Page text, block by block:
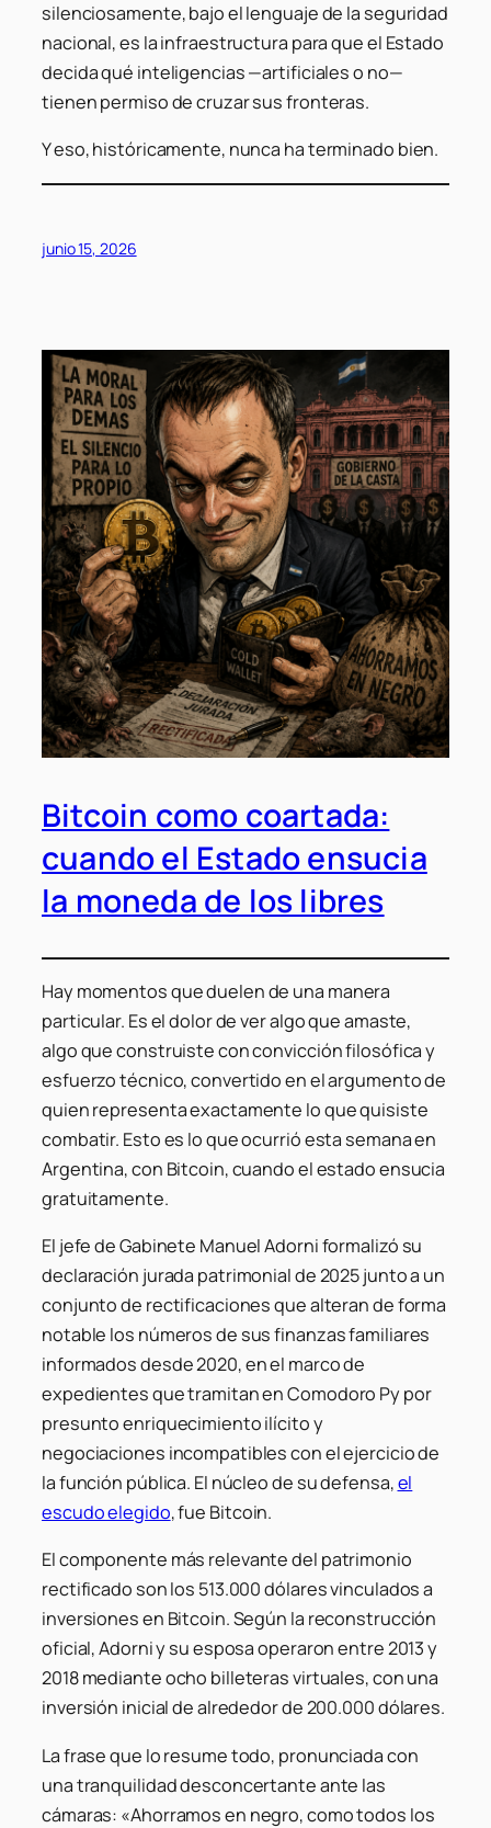
silenciosamente, bajo el lenguaje de la seguridad
nacional, es la infraestructura para que el Estado
decida qué inteligencias —artificiales o no—
tienen permiso de cruzar sus fronteras.
Y eso, históricamente, nunca ha terminado bien.
junio 15, 2026
Bitcoin como coartada:
cuando el Estado ensucia
la moneda de los libres
Hay momentos que duelen de una manera
particular. Es el dolor de ver algo que amaste,
algo que construiste con convicción filosófica y
esfuerzo técnico, convertido en el argumento de
quien representa exactamente lo que quisiste
combatir. Esto es lo que ocurrió esta semana en
Argentina, con Bitcoin, cuando el estado ensucia
gratuitamente.
El jefe de Gabinete Manuel Adorni formalizó su
declaración jurada patrimonial de 2025 junto a un
conjunto de rectificaciones que alteran de forma
notable los números de sus finanzas familiares
informados desde 2020, en el marco de
expedientes que tramitan en Comodoro Py por
presunto enriquecimiento ilícito y
negociaciones incompatibles con el ejercicio de
la función pública. El núcleo de su defensa,el
escudo elegido, fue Bitcoin.
El componente más relevante del patrimonio
rectificado son los 513.000 dólares vinculados a
inversiones en Bitcoin. Según la reconstrucción
oficial, Adorni y su esposa operaron entre 2013 y
2018 mediante ocho billeteras virtuales, con una
inversión inicial de alrededor de 200.000 dólares.
La frase que lo resume todo, pronunciada con
una tranquilidad desconcertante ante las
cámaras: «Ahorramos en negro, como todos los